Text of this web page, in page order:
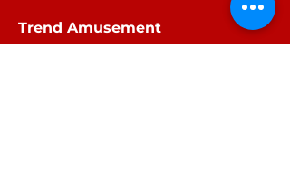
Trend Amusement